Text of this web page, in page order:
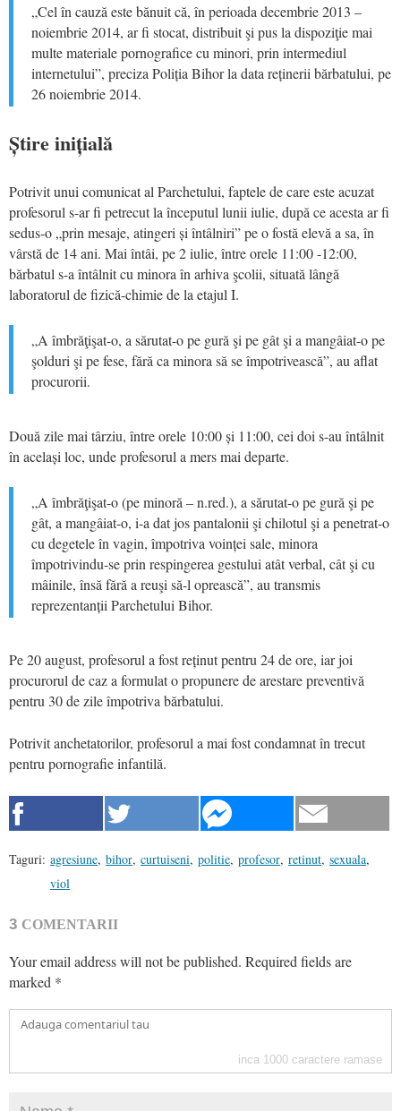
„Cel în cauză este bănuit că, în perioada decembrie 2013 –
noiembrie 2014, ar fi stocat, distribuit şi pus la dispoziţie mai
multe materiale pornografice cu minori, prin intermediul
internetului”, preciza Poliția Bihor la data reținerii bărbatului, pe
26 noiembrie 2014.
Știre inițială
Potrivit unui comunicat al Parchetului, faptele de care este acuzat
profesorul s-ar fi petrecut la începutul lunii iulie, după ce acesta ar fi
sedus-o „prin mesaje, atingeri și întâlniri” pe o fostă elevă a sa, în
vârstă de 14 ani. Mai întâi, pe 2 iulie, între orele 11:00 -12:00,
bărbatul s-a întâlnit cu minora în arhiva şcolii, situată lângă
laboratorul de fizică-chimie de la etajul I.
„A îmbrăţişat-o, a sărutat-o pe gură şi pe gât şi a mangâiat-o pe
şolduri şi pe fese, fără ca minora să se împotrivească”, au aflat
procurorii.
Două zile mai târziu, între orele 10:00 și 11:00, cei doi s-au întâlnit
în același loc, unde profesorul a mers mai departe.
„A îmbrăţişat-o (pe minoră – n.red.), a sărutat-o pe gură şi pe
gât, a mangâiat-o, i-a dat jos pantalonii şi chilotul şi a penetrat-o
cu degetele în vagin, împotriva voinței sale, minora
împotrivindu-se prin respingerea gestului atât verbal, cât şi cu
mâinile, însă fără a reuşi să-l oprească”, au transmis
reprezentanții Parchetului Bihor.
Pe 20 august, profesorul a fost reținut pentru 24 de ore, iar joi
procurorul de caz a formulat o propunere de arestare preventivă
pentru 30 de zile împotriva bărbatului.
Potrivit anchetatorilor, profesorul a mai fost condamnat în trecut
pentru pornografie infantilă.
Taguri: agresiune, bihor, curtuiseni, politie, profesor, retinut, sexuala,
viol
3 COMENTARII
Your email address will not be published. Required fields are
marked *
inca 1000 caractere ramase